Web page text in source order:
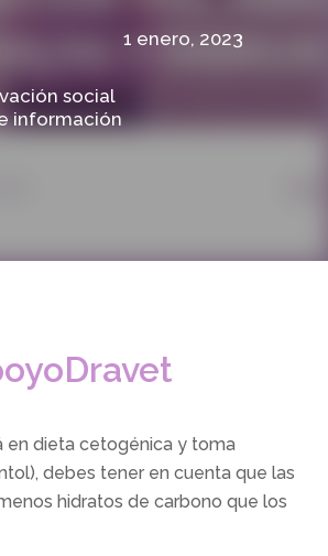
1 enero, 2023
social
información
en dieta cetogénica y toma
debes tener en cuenta que las
hidratos de carbono que los